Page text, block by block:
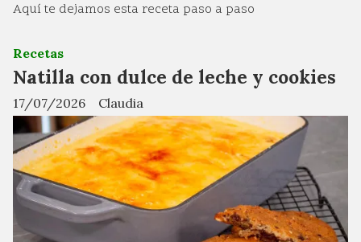
Aquí te dejamos esta receta paso a paso
Natilla con dulce de leche y cookies
Claudia
Recetas
17/07/2026